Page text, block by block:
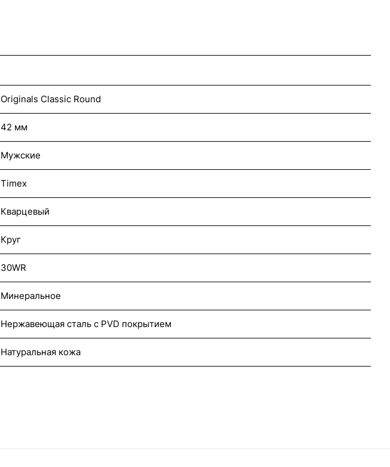
Originals Classic Round
42 мм
Мужские
Timex
Кварцевый
Круг
30WR
Минеральное
Нержавеющая сталь с PVD покрытием
Натуральная кожа